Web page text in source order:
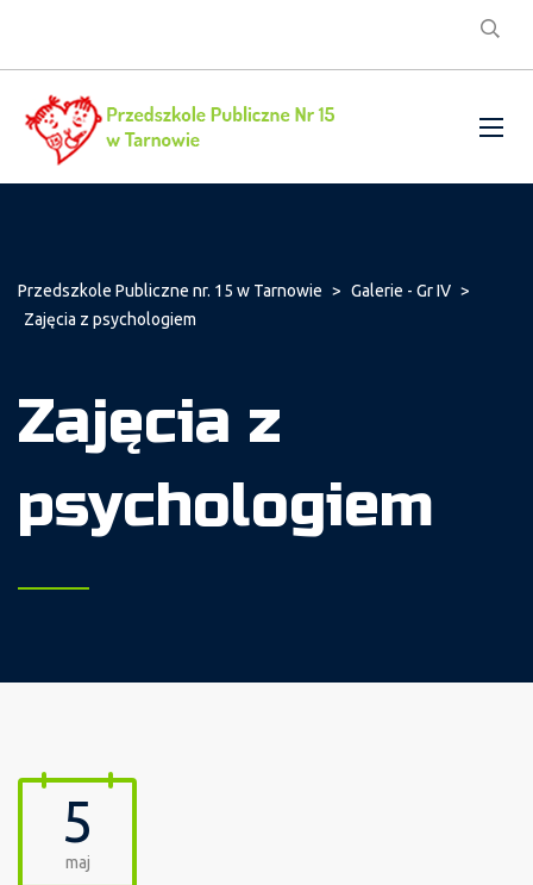
Przedszkole Publiczne nr. 15 w Tarnowie > Galerie - Gr IV >
Zajęcia z psychologiem
Zajęcia z
psychologiem
5
maj